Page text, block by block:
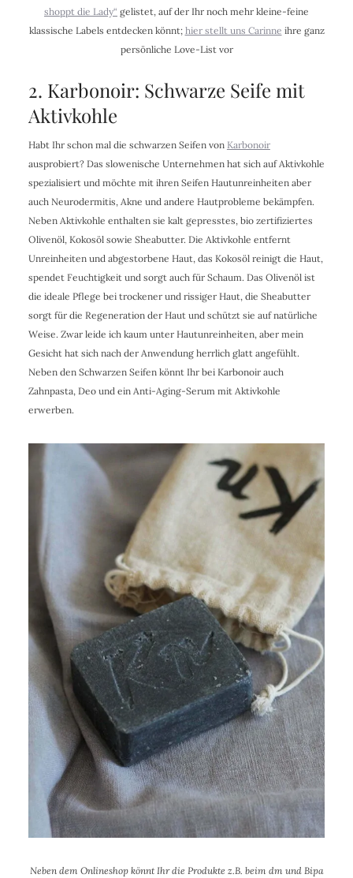
shoppt die Lady“ gelistet, auf der Ihr noch mehr kleine-feine
klassische Labels entdecken könnt; hier stellt uns Carinne ihre ganz
persönliche Love-List vor
2. Karbonoir: Schwarze Seife mit
Aktivkohle
Habt Ihr schon mal die schwarzen Seifen von Karbonoir
ausprobiert? Das slowenische Unternehmen hat sich auf Aktivkohle
spezialisiert und möchte mit ihren Seifen Hautunreinheiten aber
auch Neurodermitis, Akne und andere Hautprobleme bekämpfen.
Neben Aktivkohle enthalten sie kalt gepresstes, bio zertifiziertes
Olivenöl, Kokosöl sowie Sheabutter. Die Aktivkohle entfernt
Unreinheiten und abgestorbene Haut, das Kokosöl reinigt die Haut,
spendet Feuchtigkeit und sorgt auch für Schaum. Das Olivenöl ist
die ideale Pflege bei trockener und rissiger Haut, die Sheabutter
sorgt für die Regeneration der Haut und schützt sie auf natürliche
Weise. Zwar leide ich kaum unter Hautunreinheiten, aber mein
Gesicht hat sich nach der Anwendung herrlich glatt angefühlt.
Neben den Schwarzen Seifen könnt Ihr bei Karbonoir auch
Zahnpasta, Deo und ein Anti-Aging-Serum mit Aktivkohle
erwerben.
Neben dem Onlineshop könnt Ihr die Produkte z.B. beim dm und Bipa